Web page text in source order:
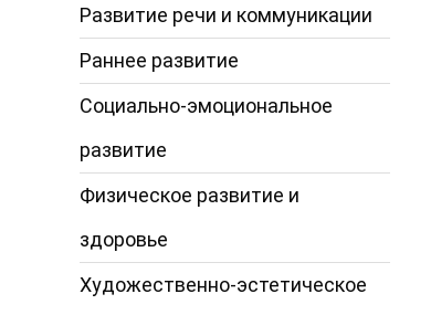
Развитие речи и коммуникации
Раннее развитие
Социально-эмоциональное
развитие
Физическое развитие и
здоровье
Художественно-эстетическое